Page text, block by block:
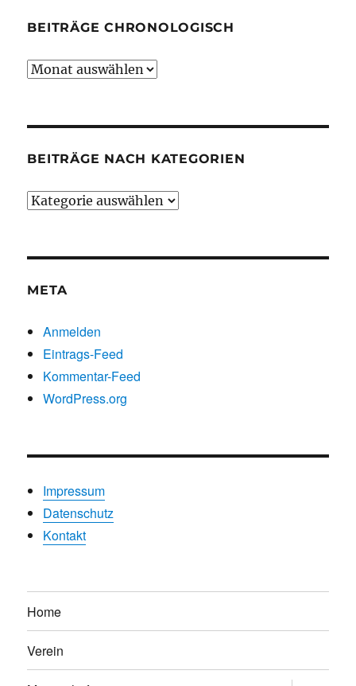
BEITRÄGE CHRONOLOGISCH
Beiträge
BEITRÄGE NACH KATEGORIEN
Beiträge
META
Anmelden
Eintrags-Feed
Kommentar-Feed
WordPress.org
Impressum
Datenschutz
Kontakt
Home
Verein